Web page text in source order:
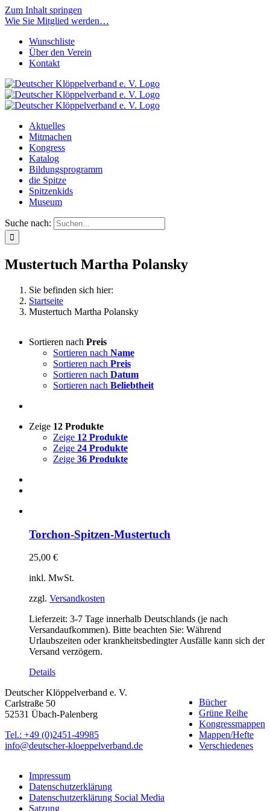
Zum Inhalt springen
Wie Sie Mitglied werden…
Wunschliste
Über den Verein
Kontakt
Aktuelles
Mitmachen
Kongress
Katalog
Bildungsprogramm
die Spitze
Spitzenkids
Museum
Suche nach:
Mustertuch Martha Polansky
Sie befinden sich hier:
Startseite
Mustertuch Martha Polansky
Sortieren nach Preis
Sortieren nach Name
Sortieren nach Preis
Sortieren nach Datum
Sortieren nach Beliebtheit
Zeige 12 Produkte
Zeige 12 Produkte
Zeige 24 Produkte
Zeige 36 Produkte
Torchon-Spitzen-Mustertuch
25,00 €
inkl. MwSt.
zzgl. Versandkosten
Lieferzeit: 3-7 Tage innerhalb Deutschlands (je nach
Versandaufkommen). Bitte beachten Sie: Während
Urlaubszeiten oder krankheitsbedingter Ausfälle kann sich der
Versand verzögern.
Details
Bücher
Grüne Reihe
Kongressmappen
Mappen/Hefte
Verschiedenes
Deutscher Klöppelverband e. V.
Carlstraße 50
52531 Übach-Palenberg
Tel.: +49 (0)2451-49985
info@deutscher-kloeppelverband.de
Impressum
Datenschutzerklärung
Datenschutzerklärung Social Media
Satzung